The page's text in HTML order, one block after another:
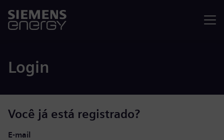
Login
Você já está registrado?
Login: usuário e senha
E-mail